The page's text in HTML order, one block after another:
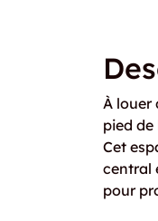
À louer
pied
Cet
central
pour